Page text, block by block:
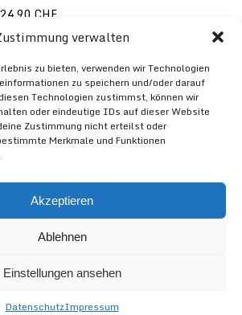
verwalten
zu bieten, verwenden wir Technologien
zu speichern und/oder darauf
Technologien zustimmst, können wir
oder eindeutige IDs auf dieser Website
Zustimmung nicht erteilst oder
Merkmale und Funktionen
Akzeptieren
Ablehnen
Einstellungen ansehen
DatenschutzImpressum
CHF
9000 ST.GALLEN / SCHWEIZ / TELEFON
83 80 /INFO@VELOFLICKI.CH
DATENSCHUTZERKLÄRUNG